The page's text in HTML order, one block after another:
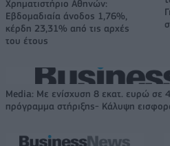
Χρηματιστήριο Αθηνών:
Εβδομαδιαία άνοδος 1,76%,
κέρδη 23,31% από τις αρχές
του έτους
Media: Με ενίσχυση 8 εκατ. ευρώ σε
πρόγραμμα στήριξης- Κάλυψη